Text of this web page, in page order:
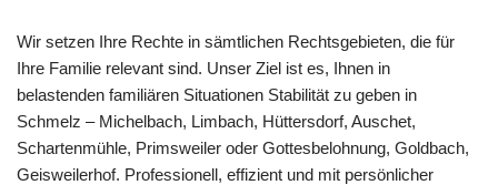
Wir setzen Ihre Rechte in sämtlichen Rechtsgebieten, die für
Ihre Familie relevant sind. Unser Ziel ist es, Ihnen in
belastenden familiären Situationen Stabilität zu geben in
Schmelz – Michelbach, Limbach, Hüttersdorf, Auschet,
Schartenmühle, Primsweiler oder Gottesbelohnung, Goldbach,
Geisweilerhof. Professionell, effizient und mit persönlicher